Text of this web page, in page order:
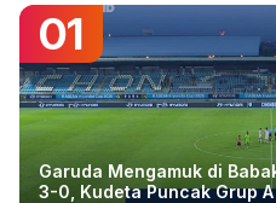
01
Garuda Mengamuk di
3-0, Kudeta Puncak Grup A